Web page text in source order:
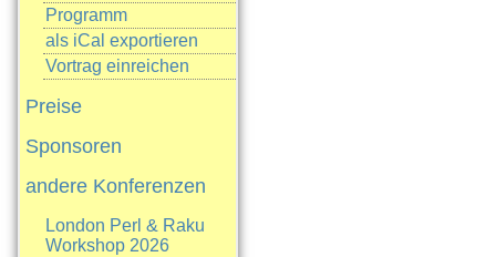
Programm
als iCal exportieren
Vortrag einreichen
Preise
Sponsoren
andere Konferenzen
London Perl & Raku
Workshop 2026